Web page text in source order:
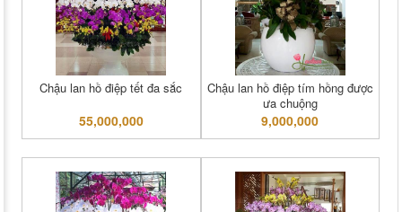
Chậu lan hồ điệp tết đa sắc
55,000,000
Chậu lan hồ điệp tím hồng được
ưa chuộng
9,000,000